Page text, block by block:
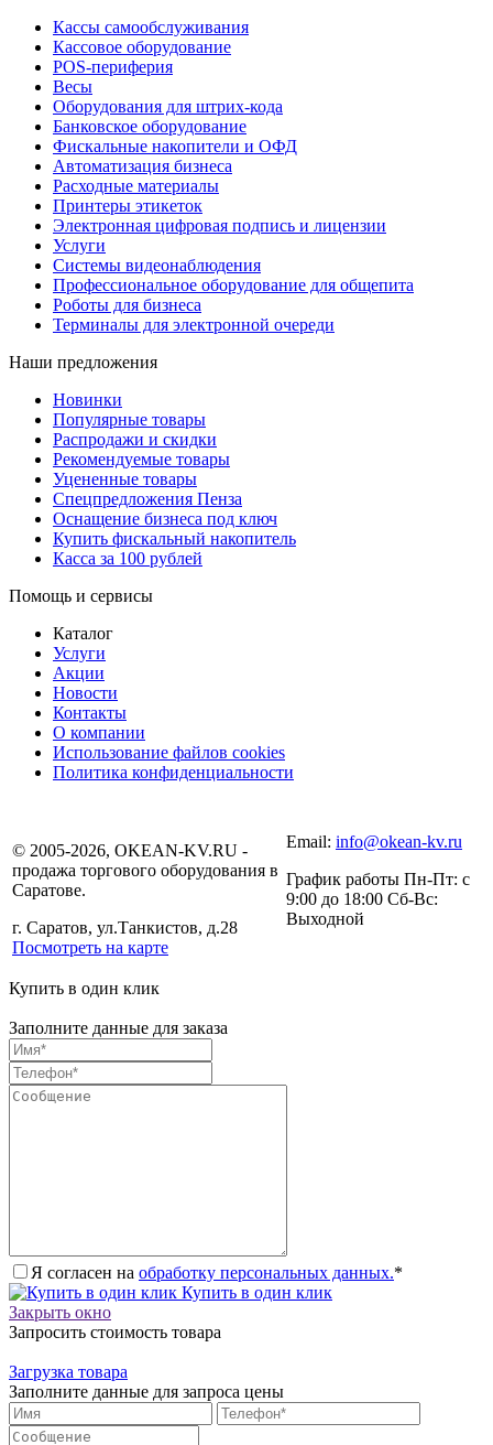
Кассы самообслуживания
Кассовое оборудование
POS-периферия
Весы
Оборудования для штрих-кода
Банковское оборудование
Фискальные накопители и ОФД
Автоматизация бизнеса
Расходные материалы
Принтеры этикеток
Электронная цифровая подпись и лицензии
Услуги
Системы видеонаблюдения
Профессиональное оборудование для общепита
Роботы для бизнеса
Терминалы для электронной очереди
Наши предложения
Новинки
Популярные товары
Распродажи и скидки
Рекомендуемые товары
Уцененные товары
Спецпредложения Пенза
Оснащение бизнеса под ключ
Купить фискальный накопитель
Касса за 100 рублей
Помощь и сервисы
Каталог
Услуги
Акции
Новости
Контакты
О компании
Использование файлов cookies
Политика конфиденциальности
© 2005-2026, OKEAN-KV.RU -
продажа торгового оборудования в
Саратове.
г. Саратов, ул.Танкистов, д.28
Посмотреть на карте
Email: info@okean-kv.ru
График работы Пн-Пт: с
9:00 до 18:00 Сб-Вс:
Выходной
Купить в один клик
Заполните данные для заказа
Я согласен на обработку персональных данных.*
Купить в один клик
Закрыть окно
Запросить стоимость товара
Загрузка товара
Заполните данные для запроса цены